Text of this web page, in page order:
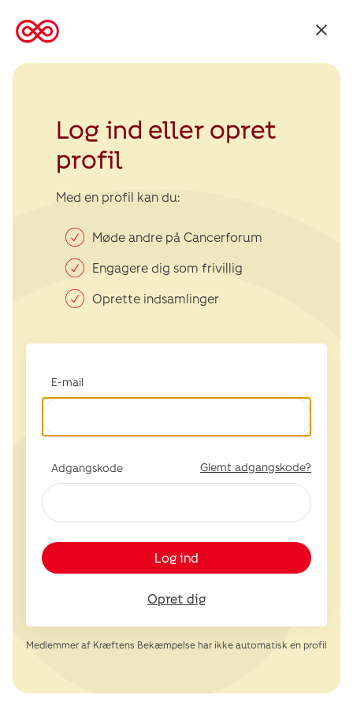
Tilbage
Kræftens
Log ind eller opret
profil
Med en profil kan du:
Møde andre på Cancerforum
Engagere dig som frivillig
Oprette indsamlinger
E-mail
Adgangskode Glemt adgangskode?
Log ind
Opret dig
Medlemmer af Kræftens Bekæmpelse har ikke automatisk en profil